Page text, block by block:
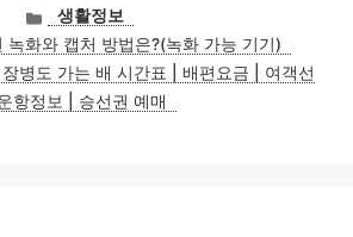
카
테
고
리
생활정보
녹화와 캡처 방법은?(녹화 가능 기기)
병도 가는 배 시간표 | 배편요금 | 여객선
항정보 | 승선권 예매